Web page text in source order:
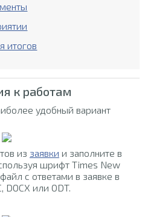
итогов
к работам
удобный вариант
из заявки и заполните в
шрифт Times New
с ответами в заявке в
DOCX или ODT.